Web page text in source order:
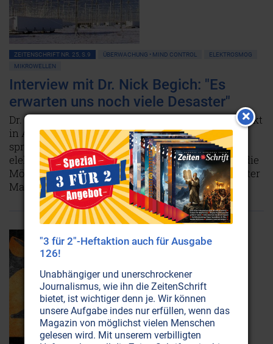
ZEITENSCHRIFT NR. 25, S.9 ÜBERWACHUNG • MIND CONTROL
ELEKTROSMOG
MIKROWELLEN
Interview mit Dr. Nick Begich: "Es
erwarten uns noch viele Desaster"
Dr. Nick Begich brachte das geheime HAARP-Projekt
in Alaska ans Licht der Öffentlichkeit. Mit uns
sprach er über die Gefahren von
elektromagnetischen Waffensystemen und über die
Möglichkeit, diese zur Bewusstseinskontrolle breiter
Massen zu missbrauchen.Weiterlesen...
"3 für 2"-Heftaktion auch für Ausgabe
126!
Unabhängiger und unerschrockener
Journalismus, wie ihn die ZeitenSchrift
bietet, ist wichtiger denn je. Wir können
unsere Aufgabe indes nur erfüllen, wenn das
Magazin von möglichst vielen Menschen
gelesen wird. Mit unserem verbilligten